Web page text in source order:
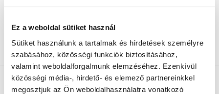
Ez a weboldal sütiket használ
Sütiket használunk a tartalmak és hirdetések személyre
szabásához, közösségi funkciók biztosításához,
valamint weboldalforgalmunk elemzéséhez. Ezenkívül
közösségi média-, hirdető- és elemező partnereinkkel
megosztjuk az Ön weboldalhasználatra vonatkozó
INGYENES SZÁLLÍTÁS